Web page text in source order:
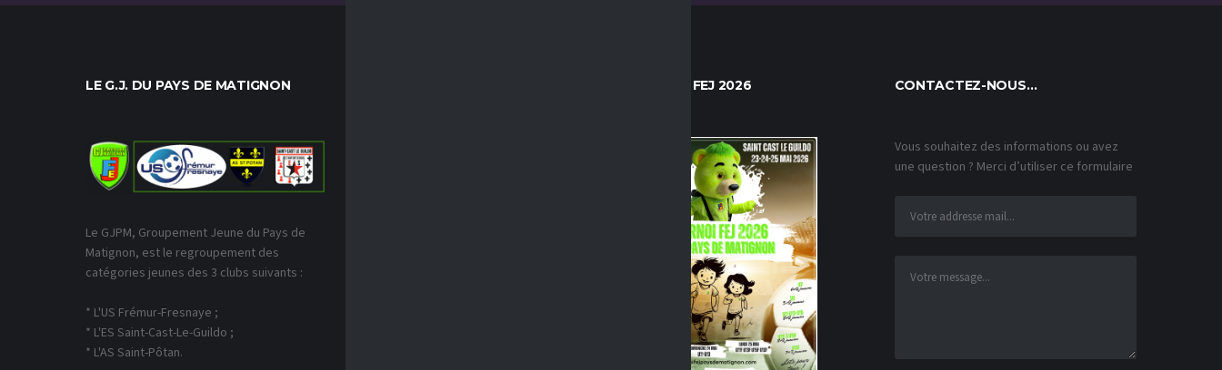
LE G.J. DU PAYS DE MATIGNON
Le GJPM, Groupement Jeune du Pays de
Matignon, est le regroupement des
catégories jeunes des 3 clubs suivants :
* L'US Frémur-Fresnaye ;
* L'ES Saint-Cast-Le-Guildo ;
* L'AS Saint-Pôtan.
TOURNOI FEJ 2026 CONTACTEZ-NOUS…
Vous souhaitez des informations ou avez
une question ? Merci d’utiliser ce formulaire